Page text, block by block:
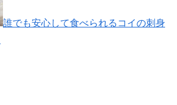
誰でも安心して食べられるコイの刺身